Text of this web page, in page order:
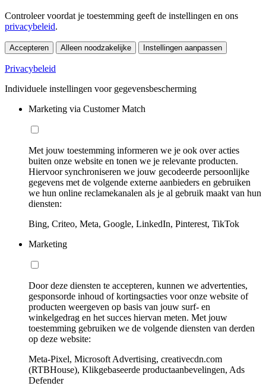
Controleer voordat je toestemming geeft de instellingen en ons
privacybeleid.
Accepteren Alleen noodzakelijke Instellingen aanpassen
Privacybeleid
Individuele instellingen voor gegevensbescherming
Marketing via Customer Match
Met jouw toestemming informeren we je ook over acties
buiten onze website en tonen we je relevante producten.
Hiervoor synchroniseren we jouw gecodeerde persoonlijke
gegevens met de volgende externe aanbieders en gebruiken
we hun online reclamekanalen als je al gebruik maakt van hun
diensten:
Bing, Criteo, Meta, Google, LinkedIn, Pinterest, TikTok
Marketing
Door deze diensten te accepteren, kunnen we advertenties,
gesponsorde inhoud of kortingsacties voor onze website of
producten weergeven op basis van jouw surf- en
winkelgedrag en het succes hiervan meten. Met jouw
toestemming gebruiken we de volgende diensten van derden
op deze website:
Meta-Pixel, Microsoft Advertising, creativecdn.com
(RTBHouse), Klikgebaseerde productaanbevelingen, Ads
Defender